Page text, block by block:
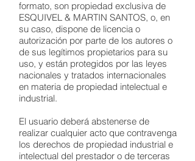
formato, son propiedad exclusiva de
ESQUIVEL & MARTIN SANTOS, o, en
su caso, dispone de licencia o
autorización por parte de los autores o
de sus legítimos propietarios para su
uso, y están protegidos por las leyes
nacionales y tratados internacionales
en materia de propiedad intelectual e
industrial.
El usuario deberá abstenerse de
realizar cualquier acto que contravenga
los derechos de propiedad industrial e
intelectual del prestador o de terceras